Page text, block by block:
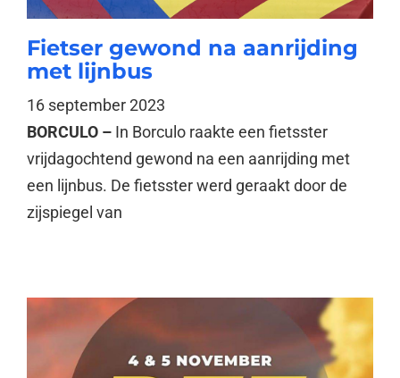
Fietser gewond na aanrijding
met lijnbus
16 september 2023
BORCULO – In Borculo raakte een fietsster
vrijdagochtend gewond na een aanrijding met
een lijnbus. De fietsster werd geraakt door de
zijspiegel van